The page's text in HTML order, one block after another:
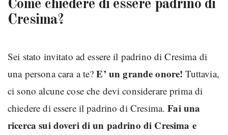
Come chiedere di essere padrino di
Cresima?
Sei stato invitato ad essere il padrino di Cresima di
una persona cara a te?E’ un grande onore! Tuttavia,
ci sono alcune cose che devi considerare prima di
chiedere di essere il padrino di Cresima.Fai una
ricerca sui doveri di un padrino di Cresima e